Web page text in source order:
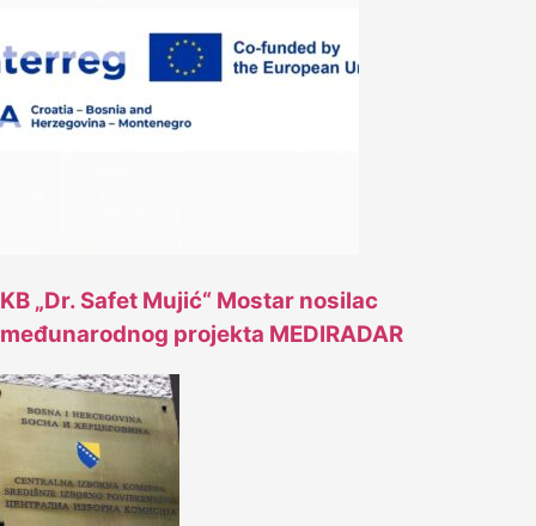
KB „Dr. Safet Mujić“ Mostar nosilac
međunarodnog projekta MEDIRADAR